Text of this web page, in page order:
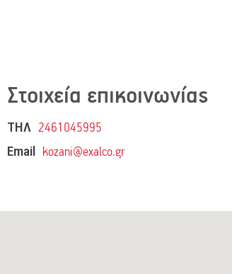
Στοιχεία επικοινωνίας
ΤΗΛ 2461045995
Email kozani@exalco.gr